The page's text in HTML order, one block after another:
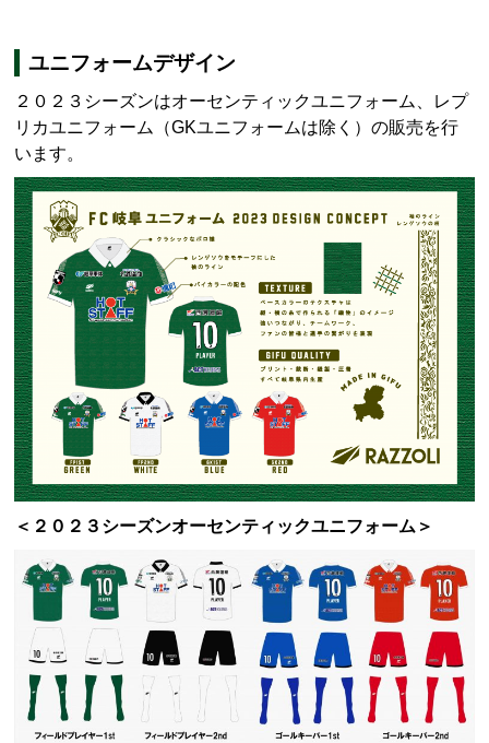
ユニフォームデザイン
２０２３シーズンはオーセンティックユニフォーム、レプ
リカユニフォーム（GKユニフォームは除く）の販売を行
います。
＜２０２３シーズンオーセンティックユニフォーム＞